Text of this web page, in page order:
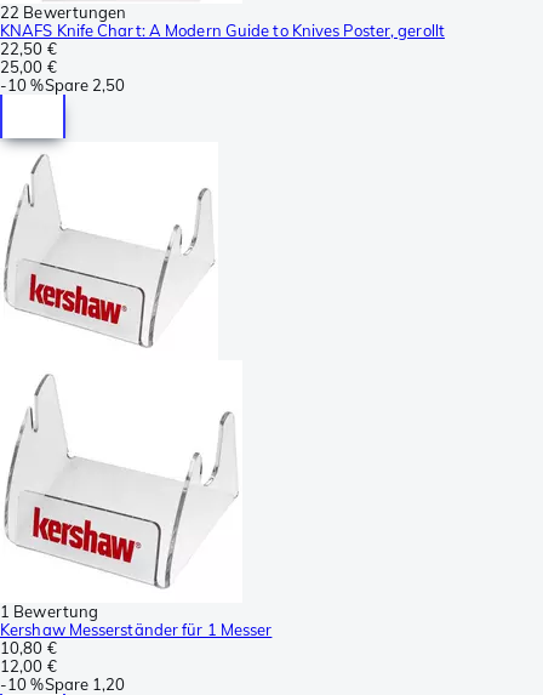
22 Bewertungen
KNAFS Knife Chart: A Modern Guide to Knives Poster, gerollt
22,50 €
25,00 €
-10 %Spare 2,50
1 Bewertung
Kershaw Messerständer für 1 Messer
10,80 €
12,00 €
-10 %Spare 1,20